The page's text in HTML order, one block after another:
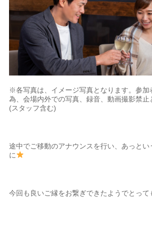
※各写真は、イメージ写真となります。参加
為、会場内外での写真、録音、動画撮影禁止
(スタッフ含む)
途中でご移動のアナウンスを行い、あっとい
に
今回も良いご縁をお繋ぎできたようでとって